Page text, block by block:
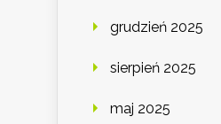
grudzień 2025
sierpień 2025
maj 2025